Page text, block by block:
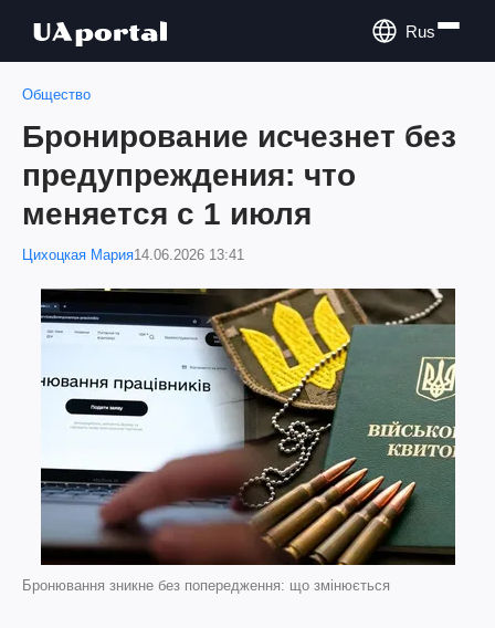
Rus
Общество
Бронирование исчезнет без
предупреждения: что
меняется с 1 июля
Цихоцкая Мария14.06.2026 13:41
Бронювання зникне без попередження: що змінюється